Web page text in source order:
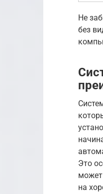
Не
без
Это
может
на